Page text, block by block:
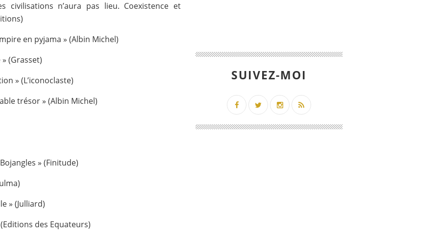
civilisations n’aura pas lieu. Coexistence et
en pyjama » (Albin Michel)
(Grasset)
» (L’iconoclaste)
trésor » (Albin Michel)
» (Finitude)
» (Julliard)
des Equateurs)
SUIVEZ-MOI